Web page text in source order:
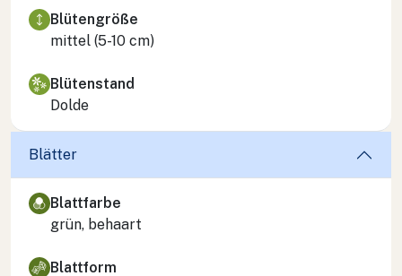
Blütengröße
mittel (5-10 cm)
Blütenstand
Dolde
Blätter
Blattfarbe
grün, behaart
Blattform